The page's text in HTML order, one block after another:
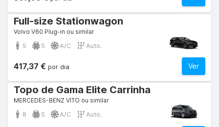
Full-size Stationwagon
Volvo V60 Plug-in ou similar
5 5 A/C Auto.
Ver
417,37 € por dia
Topo de Gama Elite Carrinha
MERCEDES-BENZ VITO ou similar
8 5 A/C Auto.